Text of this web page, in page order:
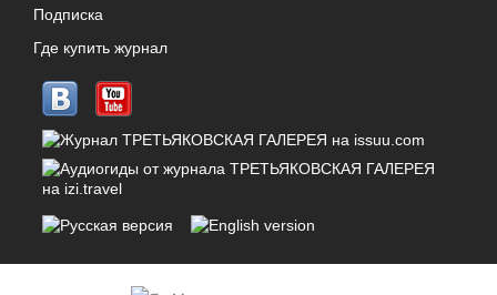
Подписка
Где купить журнал